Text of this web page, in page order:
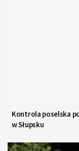
Kontrola poselska
w Słupsku